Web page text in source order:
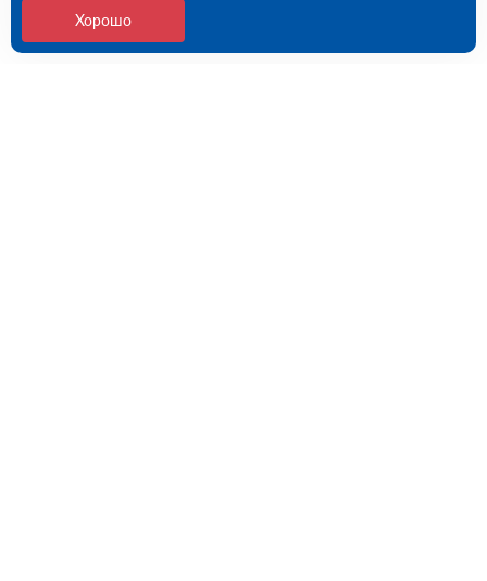
Хорошо